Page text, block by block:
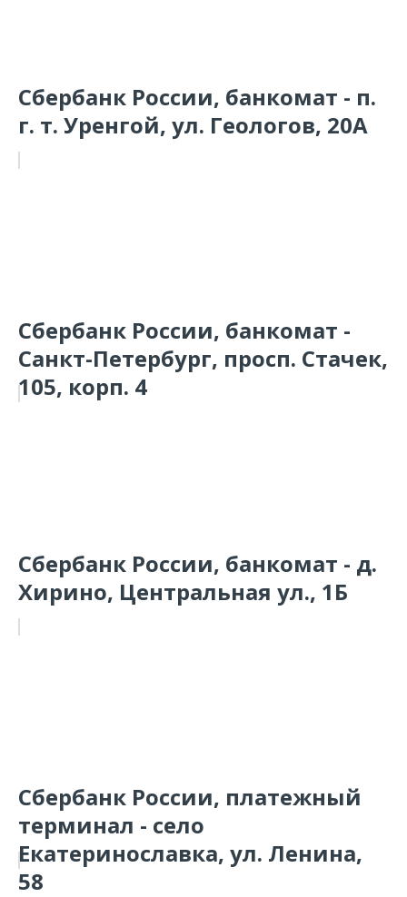
Сбербанк России, банкомат - п.
г. т. Уренгой, ул. Геологов, 20А
Сбербанк России, банкомат -
Санкт-Петербург, просп. Стачек,
105, корп. 4
Сбербанк России, банкомат - д.
Хирино, Центральная ул., 1Б
Сбербанк России, платежный
терминал - село
Екатеринославка, ул. Ленина,
58